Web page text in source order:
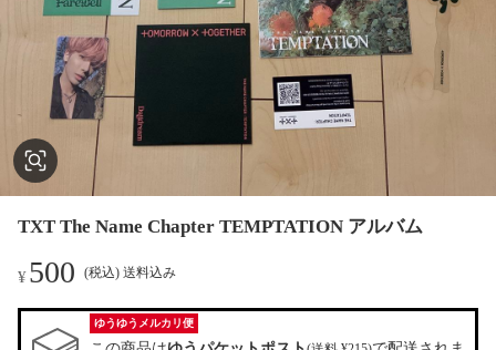
TXT The Name Chapter TEMPTATION アルバム
¥500 (税込) 送料込み
ゆうゆうメルカリ便